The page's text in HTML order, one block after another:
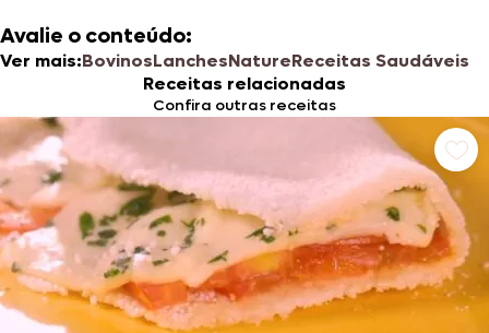
Avalie o conteúdo:
Ver mais:BovinosLanchesNatureReceitas Saudáveis
Receitas relacionadas
Confira outras receitas